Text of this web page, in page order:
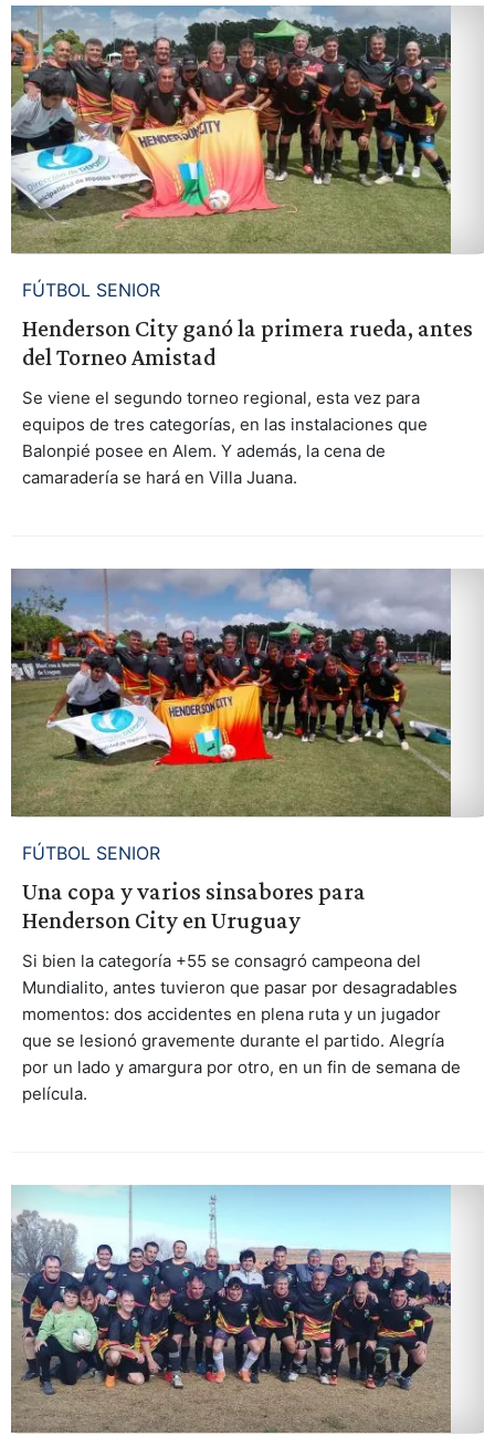
FÚTBOL SENIOR
Henderson City ganó la primera rueda, antes
del Torneo Amistad
Se viene el segundo torneo regional, esta vez para
equipos de tres categorías, en las instalaciones que
Balonpié posee en Alem. Y además, la cena de
camaradería se hará en Villa Juana.
FÚTBOL SENIOR
Una copa y varios sinsabores para
Henderson City en Uruguay
Si bien la categoría +55 se consagró campeona del
Mundialito, antes tuvieron que pasar por desagradables
momentos: dos accidentes en plena ruta y un jugador
que se lesionó gravemente durante el partido. Alegría
por un lado y amargura por otro, en un fin de semana de
película.